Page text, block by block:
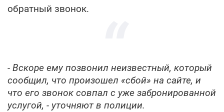
обратный звонок.
- Вскоре ему позвонил неизвестный, который
сообщил, что произошел «сбой» на сайте, и
что его звонок совпал с уже забронированной
услугой, - уточняют в полиции.